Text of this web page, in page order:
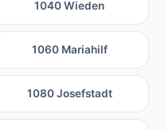
1040 Wieden
1060 Mariahilf
1080 Josefstadt